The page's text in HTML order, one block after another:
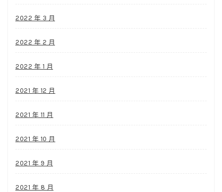
2022 年 3 月
2022 年 2 月
2022 年 1 月
2021 年 12 月
2021 年 11 月
2021 年 10 月
2021 年 9 月
2021 年 8 月